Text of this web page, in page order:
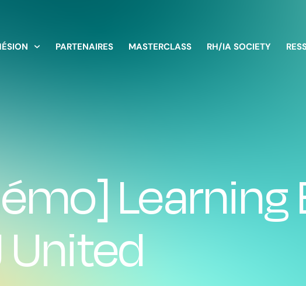
PARTENAIRES MASTERCLASS RH/IA SOCIETY
United